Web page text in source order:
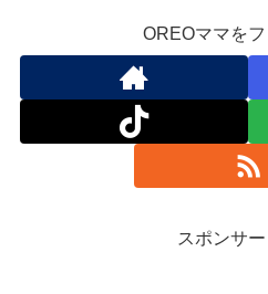
OREOママを
スポンサ